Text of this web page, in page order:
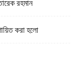
রহমান
করা হলো